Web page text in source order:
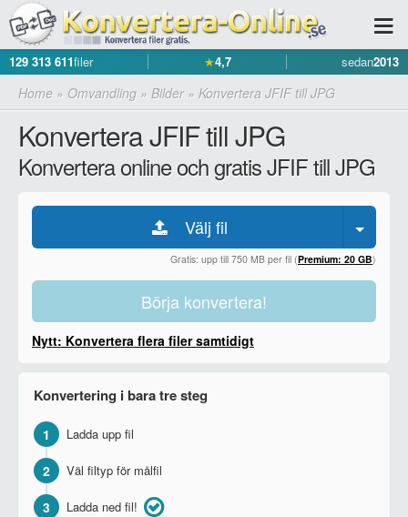
129 313 611filer ★4,7 sedan2013
Home » Omvandling » Bilder» Konvertera JFIF till JPG
Konvertera JFIF till JPG
Konvertera online och gratis JFIF till JPG
Välj fil
Gratis: upp till 750 MB per fil (Premium: 20 GB)
Börja konvertera!
Nytt: Konvertera flera filer samtidigt
Konvertering i bara tre steg
1 Ladda upp fil
2 Väl filtyp för målfil
3 Ladda ned fil!